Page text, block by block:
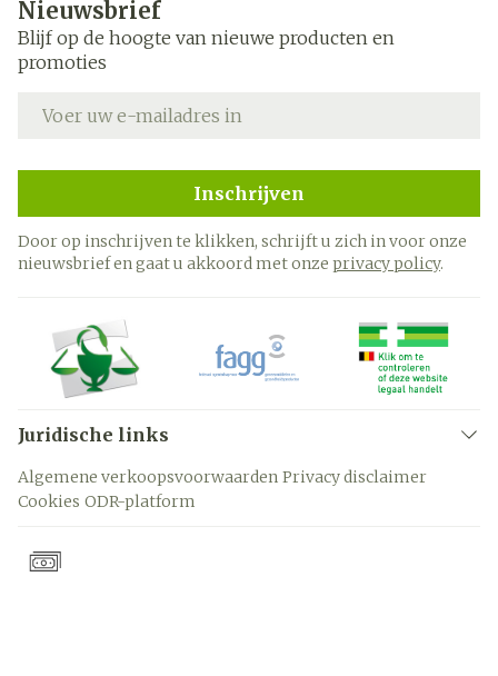
Nieuwsbrief
Blijf op de hoogte van nieuwe producten en
promoties
Inschrijven
Door op inschrijven te klikken, schrijft u zich in voor onze
nieuwsbrief en gaat u akkoord met onze privacy policy.
Juridische links
Algemene verkoopsvoorwaarden Privacy disclaimer
Cookies ODR-platform